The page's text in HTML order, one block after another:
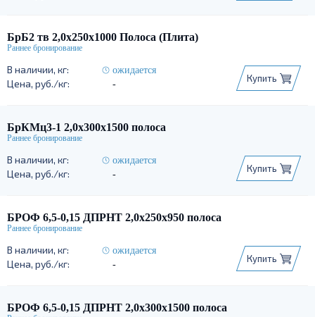
БрБ2 тв 2,0х250х1000 Полоса (Плита)
ожидается
-
Купить
БрКМц3-1 2,0х300х1500 полоса
ожидается
-
Купить
БРОФ 6,5-0,15 ДПРНТ 2,0х250х950 полоса
ожидается
-
Купить
БРОФ 6,5-0,15 ДПРНТ 2,0х300х1500 полоса